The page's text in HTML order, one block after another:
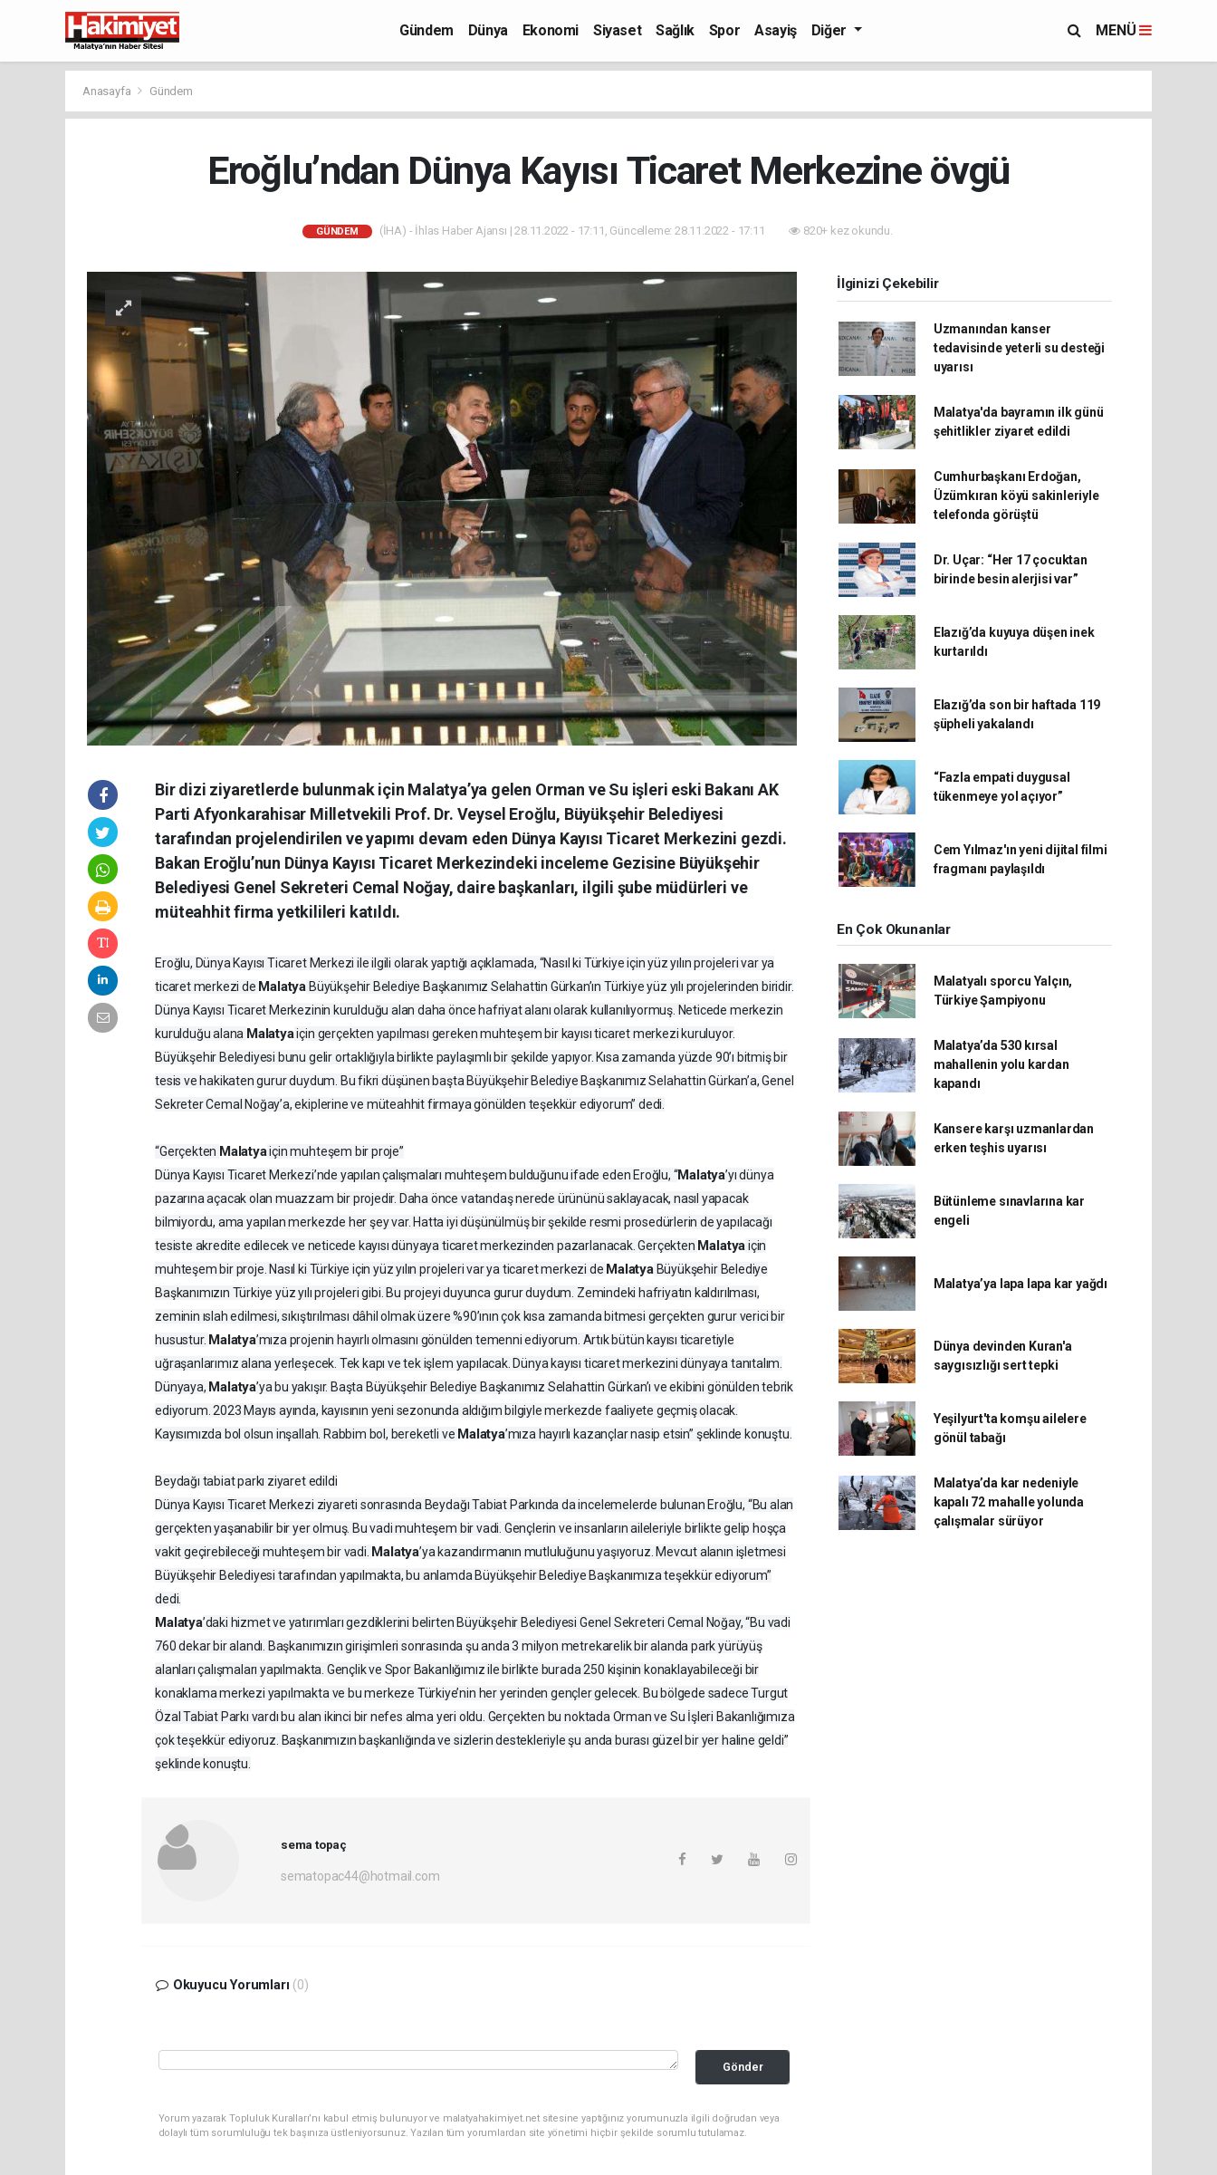
Gündem Dünya Ekonomi Siyaset Sağlık Spor Asayiş Diğer MENÜ
Anasayfa Gündem
Eroğlu’ndan Dünya Kayısı Ticaret Merkezine övgü
GÜNDEM (İHA) - İhlas Haber Ajansı | 28.11.2022 - 17:11, Güncelleme: 28.11.2022 - 17:11 820+ kez okundu.
Bir dizi ziyaretlerde bulunmak için Malatya’ya gelen Orman ve Su işleri eski Bakanı AK
Parti Afyonkarahisar Milletvekili Prof. Dr. Veysel Eroğlu, Büyükşehir Belediyesi
tarafından projelendirilen ve yapımı devam eden Dünya Kayısı Ticaret Merkezini gezdi.
Bakan Eroğlu’nun Dünya Kayısı Ticaret Merkezindeki inceleme Gezisine Büyükşehir
Belediyesi Genel Sekreteri Cemal Noğay, daire başkanları, ilgili şube müdürleri ve
müteahhit firma yetkilileri katıldı.
Eroğlu, Dünya Kayısı Ticaret Merkezi ile ilgili olarak yaptığı açıklamada, “Nasıl ki Türkiye için yüz yılın projeleri var ya
ticaret merkezi de Malatya Büyükşehir Belediye Başkanımız Selahattin Gürkan’ın Türkiye yüz yılı projelerinden biridir.
Dünya Kayısı Ticaret Merkezinin kurulduğu alan daha önce hafriyat alanı olarak kullanılıyormuş. Neticede merkezin
kurulduğu alana Malatyaiçin gerçekten yapılması gereken muhteşem bir kayısı ticaret merkezi kuruluyor.
Büyükşehir Belediyesi bunu gelir ortaklığıyla birlikte paylaşımlı bir şekilde yapıyor. Kısa zamanda yüzde 90’ı bitmiş bir
tesis ve hakikaten gurur duydum. Bu fikri düşünen başta Büyükşehir Belediye Başkanımız Selahattin Gürkan’a, Genel
Sekreter Cemal Noğay’a, ekiplerine ve müteahhit firmaya gönülden teşekkür ediyorum” dedi.
“Gerçekten Malatyaiçin muhteşem bir proje”
Dünya Kayısı Ticaret Merkezi’nde yapılan çalışmaları muhteşem bulduğunu ifade eden Eroğlu, “Malatya’yı dünya
pazarına açacak olan muazzam bir projedir. Daha önce vatandaş nerede ürününü saklayacak, nasıl yapacak
bilmiyordu, ama yapılan merkezde her şey var. Hatta iyi düşünülmüş bir şekilde resmi prosedürlerin de yapılacağı
tesiste akredite edilecek ve neticede kayısı dünyaya ticaret merkezinden pazarlanacak. Gerçekten Malatyaiçin
muhteşem bir proje. Nasıl ki Türkiye için yüz yılın projeleri var ya ticaret merkezi de MalatyaBüyükşehir Belediye
Başkanımızın Türkiye yüz yılı projeleri gibi. Bu projeyi duyunca gurur duydum. Zemindeki hafriyatın kaldırılması,
zeminin ıslah edilmesi, sıkıştırılması dâhil olmak üzere %90’ının çok kısa zamanda bitmesi gerçekten gurur verici bir
husustur. Malatya’mıza projenin hayırlı olmasını gönülden temenni ediyorum. Artık bütün kayısı ticaretiyle
uğraşanlarımız alana yerleşecek. Tek kapı ve tek işlem yapılacak. Dünya kayısı ticaret merkezini dünyaya tanıtalım.
Dünyaya, Malatya’ya bu yakışır. Başta Büyükşehir Belediye Başkanımız Selahattin Gürkan’ı ve ekibini gönülden tebrik
ediyorum. 2023 Mayıs ayında, kayısının yeni sezonunda aldığım bilgiyle merkezde faaliyete geçmiş olacak.
Kayısımızda bol olsun inşallah. Rabbim bol, bereketli ve Malatya’mıza hayırlı kazançlar nasip etsin” şeklinde konuştu.
Beydağı tabiat parkı ziyaret edildi
Dünya Kayısı Ticaret Merkezi ziyareti sonrasında Beydağı Tabiat Parkında da incelemelerde bulunan Eroğlu, “Bu alan
gerçekten yaşanabilir bir yer olmuş. Bu vadi muhteşem bir vadi. Gençlerin ve insanların aileleriyle birlikte gelip hoşça
vakit geçirebileceği muhteşem bir vadi. Malatya’ya kazandırmanın mutluluğunu yaşıyoruz. Mevcut alanın işletmesi
Büyükşehir Belediyesi tarafından yapılmakta, bu anlamda Büyükşehir Belediye Başkanımıza teşekkür ediyorum”
dedi.
Malatya’daki hizmet ve yatırımları gezdiklerini belirten Büyükşehir Belediyesi Genel Sekreteri Cemal Noğay, “Bu vadi
760 dekar bir alandı. Başkanımızın girişimleri sonrasında şu anda 3 milyon metrekarelik bir alanda park yürüyüş
alanları çalışmaları yapılmakta. Gençlik ve Spor Bakanlığımız ile birlikte burada 250 kişinin konaklayabileceği bir
konaklama merkezi yapılmakta ve bu merkeze Türkiye’nin her yerinden gençler gelecek. Bu bölgede sadece Turgut
Özal Tabiat Parkı vardı bu alan ikinci bir nefes alma yeri oldu. Gerçekten bu noktada Orman ve Su İşleri Bakanlığımıza
çok teşekkür ediyoruz. Başkanımızın başkanlığında ve sizlerin destekleriyle şu anda burası güzel bir yer haline geldi”
şeklinde konuştu.
sema topaç
sematopac44@hotmail.com
Okuyucu Yorumları (0)
Gönder
Yorum yazarak Topluluk Kuralları’nı kabul etmiş bulunuyor ve malatyahakimiyet.net sitesine yaptığınız yorumunuzla ilgili doğrudan veya
dolaylı tüm sorumluluğu tek başınıza üstleniyorsunuz. Yazılan tüm yorumlardan site yönetimi hiçbir şekilde sorumlu tutulamaz.
İlginizi Çekebilir
Uzmanından kanser
tedavisinde yeterli su desteği
uyarısı
Malatya'da bayramın ilk günü
şehitlikler ziyaret edildi
Cumhurbaşkanı Erdoğan,
Üzümkıran köyü sakinleriyle
telefonda görüştü
Dr. Uçar: “Her 17 çocuktan
birinde besin alerjisi var”
Elazığ’da kuyuya düşen inek
kurtarıldı
Elazığ’da son bir haftada 119
şüpheli yakalandı
“Fazla empati duygusal
tükenmeye yol açıyor”
Cem Yılmaz'ın yeni dijital filmi
fragmanı paylaşıldı
En Çok Okunanlar
Malatyalı sporcu Yalçın,
Türkiye Şampiyonu
Malatya’da 530 kırsal
mahallenin yolu kardan
kapandı
Kansere karşı uzmanlardan
erken teşhis uyarısı
Bütünleme sınavlarına kar
engeli
Malatya’ya lapa lapa kar yağdı
Dünya devinden Kuran'a
saygısızlığı sert tepki
Yeşilyurt'ta komşu ailelere
gönül tabağı
Malatya’da kar nedeniyle
kapalı 72 mahalle yolunda
çalışmalar sürüyor